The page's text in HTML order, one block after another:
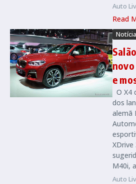
Auto
Read
e
O X4
dos
alemã
M40i,
Auto